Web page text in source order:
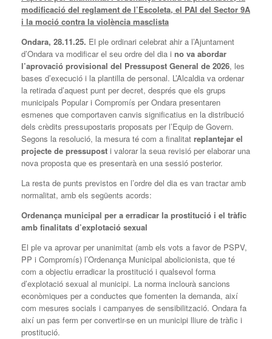
modificació del reglament de l’Escoleta, el PAI del Sector 9A
i la moció contra la violència masclista
Ondara, 28.11.25. El ple ordinari celebrat ahir a l’Ajuntament
d’Ondara va modificar el seu ordre del dia i no va abordar
l’aprovació provisional del Pressupost General de 2026, les
bases d’execució i la plantilla de personal. L’Alcaldia va ordenar
la retirada d’aquest punt per decret, després que els grups
municipals Popular i Compromís per Ondara presentaren
esmenes que comportaven canvis significatius en la distribució
dels crèdits pressupostaris proposats per l’Equip de Govern.
Segons la resolució, la mesura té com a finalitat replantejar el
projecte de pressupost i valorar la seua revisió per elaborar una
nova proposta que es presentarà en una sessió posterior.
La resta de punts previstos en l’ordre del dia es van tractar amb
normalitat, amb els següents acords:
Ordenança municipal per a erradicar la prostitució i el tràfic
amb finalitats d’explotació sexual
El ple va aprovar per unanimitat (amb els vots a favor de PSPV,
PP i Compromís) l’Ordenança Municipal abolicionista, que té
com a objectiu erradicar la prostitució i qualsevol forma
d’explotació sexual al municipi. La norma inclourà sancions
econòmiques per a conductes que fomenten la demanda, així
com mesures socials i campanyes de sensibilització. Ondara fa
així un pas ferm per convertir-se en un municipi lliure de tràfic i
prostitució.